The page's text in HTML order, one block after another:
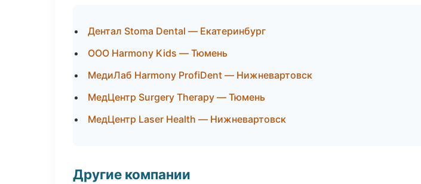
Дентал Stoma Dental — Екатеринбург
ООО Harmony Kids — Тюмень
МедиЛаб Harmony ProfiDent — Нижневартовск
МедЦентр Surgery Therapy — Тюмень
МедЦентр Laser Health — Нижневартовск
Другие компании